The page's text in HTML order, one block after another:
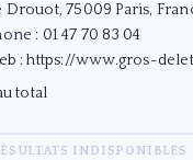
Drouot, 75009 Paris,
: 01 47 70 83 04
:https://www.gros-
total
INDISPONIBLES